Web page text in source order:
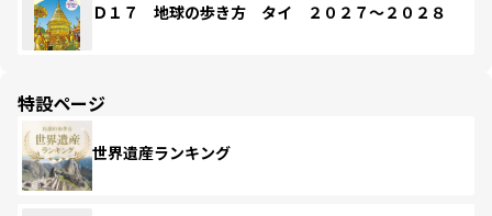
Ｄ１７ 地球の歩き方 タイ ２０２７～２０２８
特設ページ
世界遺産ランキング